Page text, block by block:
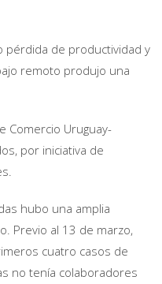
pérdida de productividad y
remoto produjo una
Comercio Uruguay-
por iniciativa de
hubo una amplia
Previo al 13 de marzo,
cuatro casos de
no tenía colaboradores